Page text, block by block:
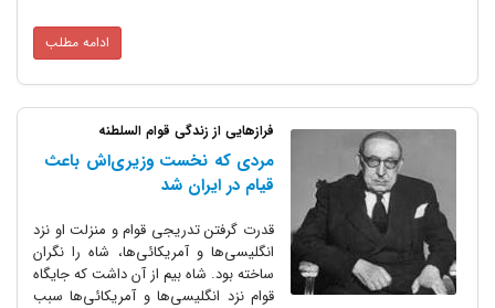
ادامه مطلب
فرازهایی از زندگی قوام السلطنه
مردی که نخست وزیری‌اش باعث
قیام در ایران شد
قدرت گرفتن تدریجی قوام و منزلت او نزد
انگلیسی‌ها و آمریکائی‌ها، شاه را نگران
ساخته بود. شاه بیم از آن داشت که جایگاه
قوام نزد انگلیسی‌ها و آمریکائی‌ها سبب